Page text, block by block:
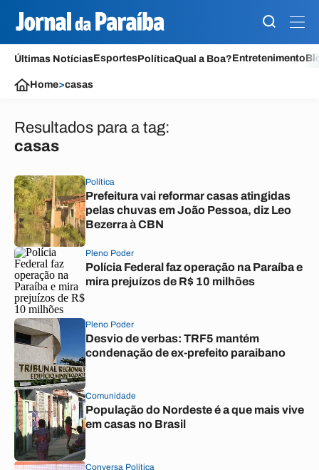
Últimas NotíciasEsportesPolíticaQual a Boa?Entretenimento
Home>casas
Resultados para a tag:
casas
Política
Prefeitura vai reformar casas atingidas
pelas chuvas em João Pessoa, diz Leo
Bezerra à CBN
Pleno Poder
Polícia Federal faz operação na Paraíba e
mira prejuízos de R$ 10 milhões
Pleno Poder
Desvio de verbas: TRF5 mantém
condenação de ex-prefeito paraibano
Comunidade
População do Nordeste é a que mais vive
em casas no Brasil
Conversa Política